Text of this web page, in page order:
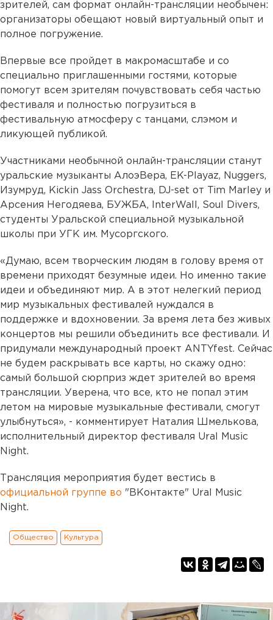
зрителей, сам формат онлайн-трансляции необычен:
организаторы обещают новый виртуальный опыт и
полное погружение.
Впервые все пройдет в макромасштабе и со
специально приглашенными гостями, которые
помогут всем зрителям почувствовать себя частью
фестиваля и полностью погрузиться в
фестивальную атмосферу с танцами, слэмом и
ликующей публикой.
Участниками необычной онлайн-трансляции станут
уральские музыканты АлоэВера, EK-Playaz, Nuggers,
Изумруд, Kickin Jass Orchestra, DJ-set от Tim Marley и
Арсения Негодяева, БУЖБА, InterWall, Soul Divers,
студенты Уральской специальной музыкальной
школы при УГК им. Мусоргского.
«Думаю, всем творческим людям в голову время от
времени приходят безумные идеи. Но именно такие
идеи и объединяют мир. А в этот нелегкий период
мир музыкальных фестивалей нуждался в
поддержке и вдохновении. За время лета без живых
концертов мы решили объединить все фестивали. И
придумали международный проект ANTYfest. Сейчас
не будем раскрывать все карты, но скажу одно:
самый большой сюрприз ждет зрителей во время
трансляции. Уверена, что все, кто не попал этим
летом на мировые музыкальные фестивали, смогут
улыбнуться», - комментирует Наталия Шмелькова,
исполнительный директор фестиваля Ural Music
Night.
Трансляция мероприятия будет вестись в
официальной группе во "ВКонтакте" Ural Music
Night.
Общество Культура